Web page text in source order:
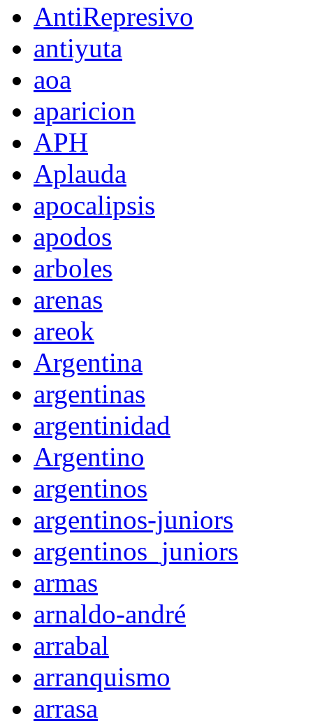
AntiRepresivo
antiyuta
aoa
aparicion
APH
Aplauda
apocalipsis
apodos
arboles
arenas
areok
Argentina
argentinas
argentinidad
Argentino
argentinos
argentinos-juniors
argentinos_juniors
armas
arnaldo-andré
arrabal
arranquismo
arrasa